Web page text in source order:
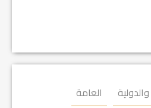
العامة